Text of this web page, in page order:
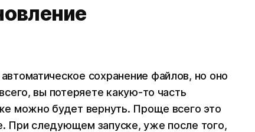
сохранение файлов, но оно
вы потеряете какую-то часть
можно будет вернуть. Проще всего это
При следующем запуске, уже после того,